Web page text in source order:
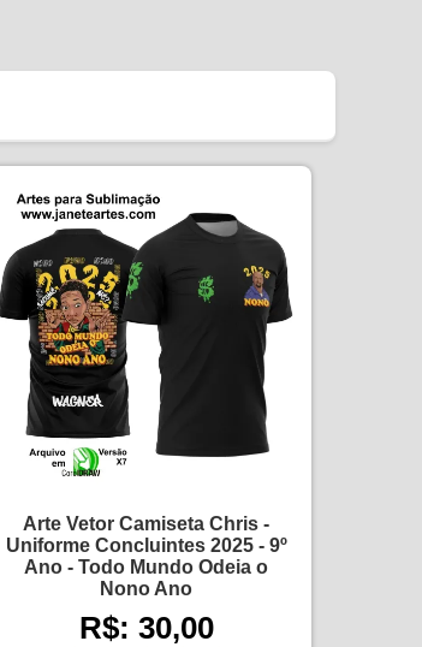
Arte Vetor Camiseta Chris -
Uniforme Concluintes 2025 - 9º
Ano - Todo Mundo Odeia o
Nono Ano
R$: 30,00